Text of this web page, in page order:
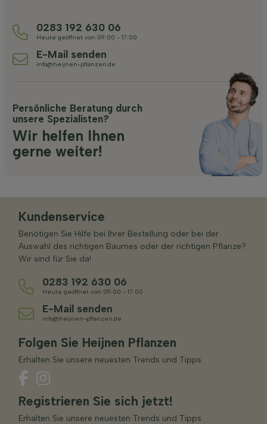
0283 192 630 06
Heute geöffnet von 09:00 - 17:00
E-Mail senden
info@heijnen-pflanzen.de
Persönliche Beratung durch
unsere Spezialisten?
Wir helfen Ihnen
gerne weiter!
Kundenservice
Benötigen Sie Hilfe bei Ihrer Bestellung oder bei der
Auswahl des richtigen Baumes oder der richtigen Pflanze?
Wir sind für Sie da!
0283 192 630 06
Heute geöffnet von 09:00 - 17:00
E-Mail senden
info@heijnen-pflanzen.de
Folgen Sie Heijnen Pflanzen
Erhalten Sie unsere neuesten Trends und Tipps.
Registrieren Sie sich jetzt!
Erhalten Sie unsere neuesten Trends und Tipps.